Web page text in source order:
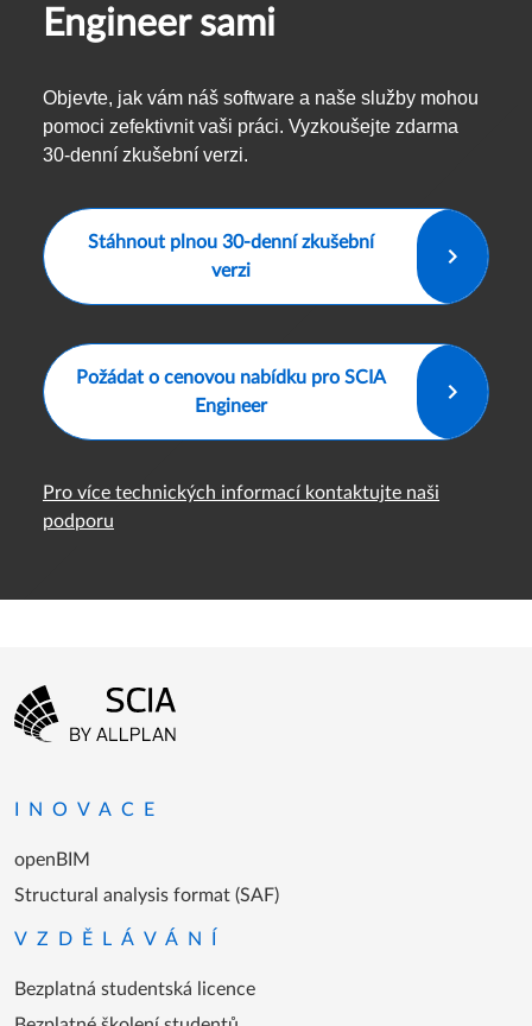
Engineer sami
Objevte, jak vám náš software a naše služby mohou
pomoci zefektivnit vaši práci. Vyzkoušejte zdarma
30-denní zkušební verzi.
Stáhnout plnou 30-denní zkušební
verzi
Požádat o cenovou nabídku pro SCIA
Engineer
Pro více technických informací kontaktujte naši
podporu
Menu patičky
INOVACE
openBIM
Structural analysis format (SAF)
VZDĚLÁVÁNÍ
Bezplatná studentská licence